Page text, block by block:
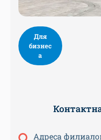
Для
бизнес
а
Адреса